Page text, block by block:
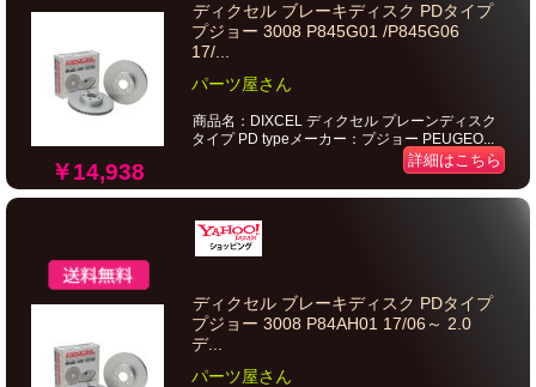
￥14,938
ディクセル ブレーキディスク PDタイプ
プジョー 3008 P845G01 /P845G06
17/...
パーツ屋さん
商品名：DIXCEL ディクセル プレーンディスク
タイプ PD typeメーカー：プジョー PEUGEO...
詳細はこちら
ディクセル ブレーキディスク PDタイプ
プジョー 3008 P84AH01 17/06～ 2.0
デ...
パーツ屋さん